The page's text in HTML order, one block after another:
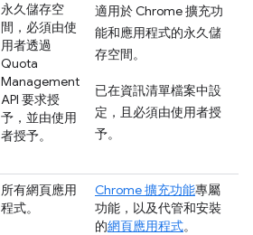
永久儲存空
間，必須由使
用者透過
Quota
Management
API 要求授
予，並由使用
者授予。
適用於 Chrome 擴充功
能和應用程式的永久儲
存空間。
已在資訊清單檔案中設
定，且必須由使用者授
予。
所有網頁應用
程式。
Chrome 擴充功能專屬
功能，以及代管和安裝
的網頁應用程式。